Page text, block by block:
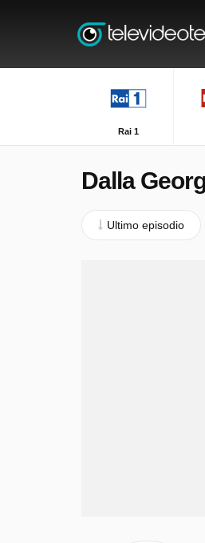
Rai 1
Dalla
Ultimo episodio